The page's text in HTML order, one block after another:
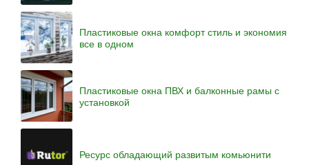
Пластиковые окна комфорт стиль и экономия
все в одном
Пластиковые окна ПВХ и балконные рамы с
установкой
Ресурс обладающий развитым комьюнити